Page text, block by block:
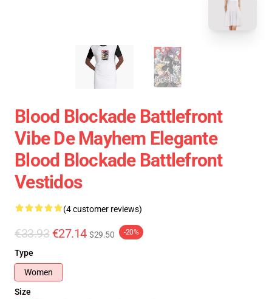
Blood Blockade Battlefront
Vibe De Mayhem Elegante
Blood Blockade Battlefront
Vestidos
(4 customer reviews)
€33.93 €27.14 $29.50 -20%
Type
Women
Size